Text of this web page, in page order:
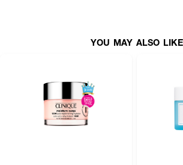
YOU MAY ALSO LIKE